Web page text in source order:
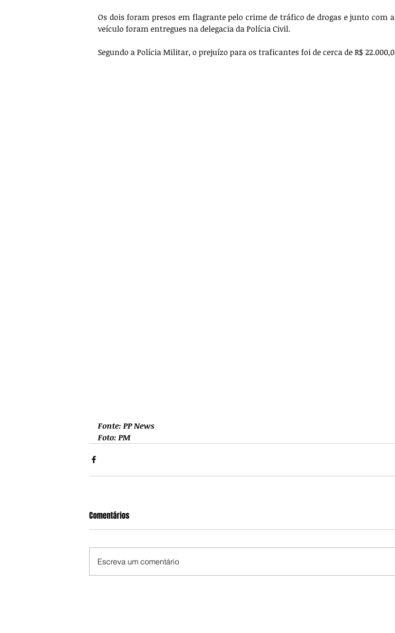
Os dois foram presos em flagrante pelo crime de tráfico de drogas e junto com a
veículo foram entregues na delegacia da Polícia Civil.
Segundo a Polícia Militar, o prejuízo para os traficantes foi de cerca de R$
Fonte: PP News
Foto: PM
Comentários
Escreva um comentário